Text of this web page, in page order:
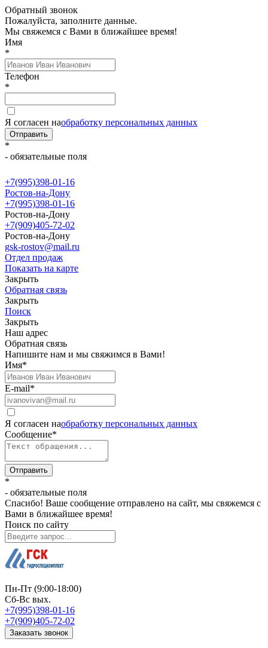
Обратный звонок
Пожалуйста, заполните данные.
Мы свяжемся с Вами в ближайшее время!
Имя
*
Телефон
*
Я согласен наобработку персональных данных
Отправить
*
- обязательные поля
+7(995)398-01-16
Ростов-на-Дону
+7(995)398-01-16
Ростов-на-Дону
+7(909)405-72-02
Ростов-на-Дону
gsk-rostov@mail.ru
Отдел продаж
Показать на карте
Закрыть
Обратная связь
Закрыть
Поиск
Закрыть
Наш адрес
Обратная связь
Напишите нам и мы свяжимся в Вами!
Имя*
E-mail*
Я согласен наобработку персональных данных
Сообщение*
Отправить
*
- обязательные поля
Спасибо! Ваше сообщение отправлено на сайт, мы свяжемся с
Вами в ближайшее время!
Поиск по сайту
Пн-Пт (9:00-18:00)
Сб-Вс вых.
+7(995)398-01-16
+7(909)405-72-02
Заказать звонок